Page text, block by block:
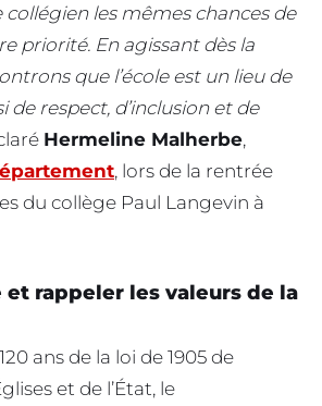
collégien les mêmes chances de
priorité. En agissant dès la
que l’école est un lieu de
de respect, d’inclusion et de
Hermeline Malherbe,
, lors de la rentrée
du collège Paul Langevin à
rappeler les valeurs de la
ans de la loi de 1905 de
et de l’État, le